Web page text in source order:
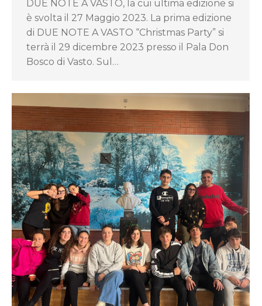
DUE NOTE A VASTO, la cui ultima edizione si
è svolta il 27 Maggio 2023. La prima edizione
di DUE NOTE A VASTO “Christmas Party” si
terrà il 29 dicembre 2023 presso il Pala Don
Bosco di Vasto. Sul…